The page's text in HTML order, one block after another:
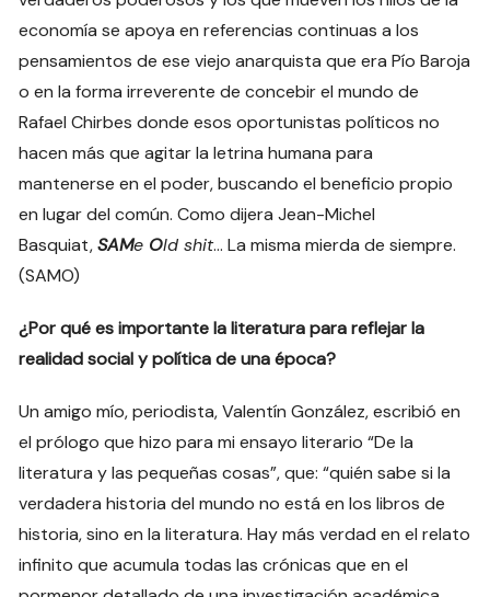
economía se apoya en referencias continuas a los
pensamientos de ese viejo anarquista que era Pío Baroja
o en la forma irreverente de concebir el mundo de
Rafael Chirbes donde esos oportunistas políticos no
hacen más que agitar la letrina humana para
mantenerse en el poder, buscando el beneficio propio
en lugar del común. Como dijera Jean-Michel
Basquiat,SAMe Old shit… La misma mierda de siempre.
(SAMO)
¿Por qué es importante la literatura para reflejar la
realidad social y política de una época?
Un amigo mío, periodista, Valentín González, escribió en
el prólogo que hizo para mi ensayo literario “De la
literatura y las pequeñas cosas”, que: “quién sabe si la
verdadera historia del mundo no está en los libros de
historia, sino en la literatura. Hay más verdad en el relato
infinito que acumula todas las crónicas que en el